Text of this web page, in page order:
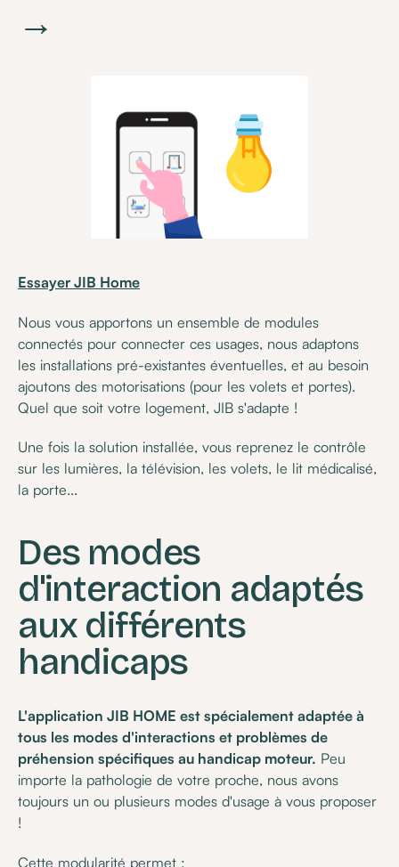
→
Essayer JIB Home
Nous vous apportons un ensemble de modules
connectés pour connecter ces usages, nous adaptons
les installations pré-existantes éventuelles, et au besoin
ajoutons des motorisations (pour les volets et portes).
Quel que soit votre logement, JIB s'adapte !
Une fois la solution installée, vous reprenez le contrôle
sur les lumières, la télévision, les volets, le lit médicalisé,
la porte...
Des modes
d'interaction adaptés
aux différents
handicaps
L'application JIB HOME est spécialement adaptée à
tous les modes d'interactions et problèmes de
préhension spécifiques au handicap moteur. Peu
importe la pathologie de votre proche, nous avons
toujours un ou plusieurs modes d'usage à vous proposer
!
Cette modularité permet :